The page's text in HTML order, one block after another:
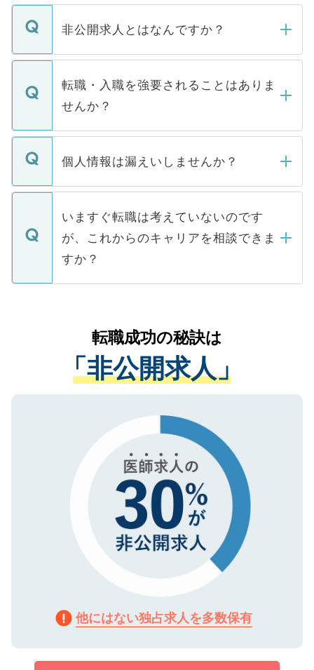
ご登録いただきましたら、弊社担当者がご
登録内容を確認し、その後メールもしくは
ます。通常、5営業日以内にはご連絡をせて
いただきますので、しばらくお待ちくださ
い。
非公開求人とはなんですか？
マイナビDOCTORで取り扱っている求人の
うち約3割は、Webサイトからご覧いただ
けない「非公開求人」です。非公開求人は
下記の理由によって、一般には公開してい
ません。
■応募殺到を避けるため 人気のある医療機
関を公にしてしまうと、応募が殺到する場
に、医療機関が求める条件に合った人材の
みを人材紹介会社に依頼するケースが増え
ています。
転職・入職を強要されることはありま
せんか？
転職・入職を強要することは一切ありませ
ん。また、仮に応募先から内定をいただい
定を承諾する必要はありません。内定先へ
の辞退の連絡はキャリアパートナーが行い
ますので、ご安心ください。
個人情報は漏えいしませんか？
個人情報が漏えいすることはありませんの
で、ご安心ください。当サイトからの登録
などで収集したご登録者様の個人情報は、
ご本人のキャリアアップおよび転職活動の
支援を目的に使用いたします。お預かりし
ているすべての個人データはご本人の許可
は、個人情報の取り扱いについての厳密な
管理基準を満たした事業者のみに付与され
る、プライバシーマークを取得済みです。
ご登録いただいた個人情報は、SSL（デー
で、機密保持に関してもご安心ください。
いますぐ転職は考えていないのです
が、これからのキャリアを相談できま
すか？
かがいして、現在の医療機関の状況や紹介
経験をまじえながら、適切なアドバイスを
させていただきます。すぐにご転職をされ
ない方には、長期的なサポートが可能です
ので、まずはご登録ください。
転職成功の秘訣は
「非公開求人」
他にはない独占求人を多数保有